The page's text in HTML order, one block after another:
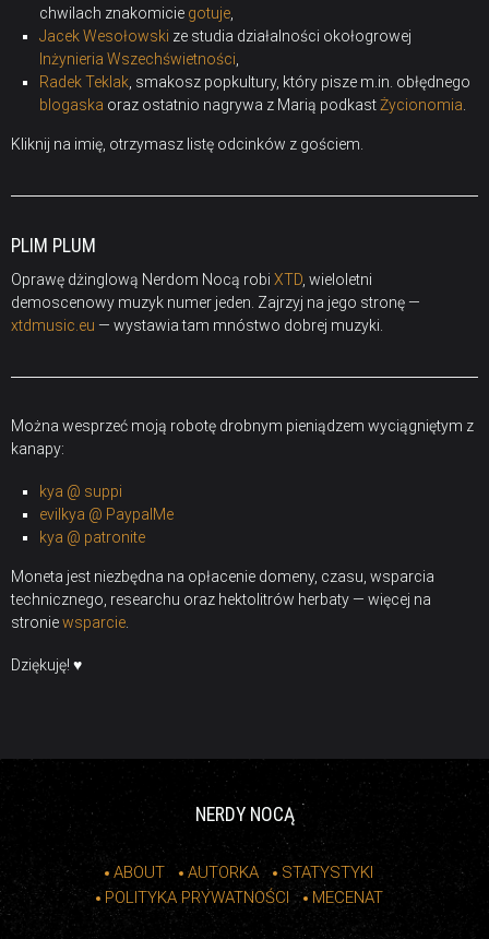
chwilach znakomicie gotuje
Jacek Wesołowski ze studia działalności okołogrowej
Inżynieria Wszechświetności
Radek Teklak , smakosz popkultury, który pisze m.in. obłędnego
blogaska oraz ostatnio nagrywa z Marią podkastŻycionomia
Kliknij na imię, otrzymasz listę odcinków z gościem.
PLIM PLUM
Oprawę dżinglową Nerdom Nocą robi XTD, wieloletni
demoscenowy muzyk numer jeden. Zajrzyj na jego stronę —
xtdmusic.eu — wystawia tam mnóstwo dobrej muzyki.
Można wesprzeć moją robotę drobnym pieniądzem wyciągniętym z
kanapy:
kya @ suppi
evilkya @ PaypalMe
kya @ patronite
Moneta jest niezbędna na opłacenie domeny, czasu, wsparcia
technicznego, researchu oraz hektolitrów herbaty — więcej na
stroniewsparcie
Dziękuję! ♥
NERDY NOCĄ
ABOUT AUTORKA
STATYSTYKI
POLITYKA PRYWATNOŚCI
MECENAT